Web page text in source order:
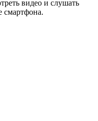
видео и слушать
смартфона.